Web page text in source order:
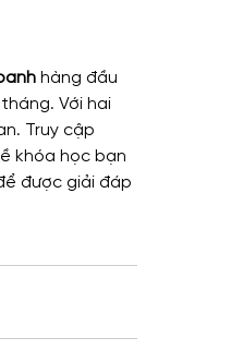
hàng đầu
Với hai
Truy cập
khóa học bạn
được giải đáp